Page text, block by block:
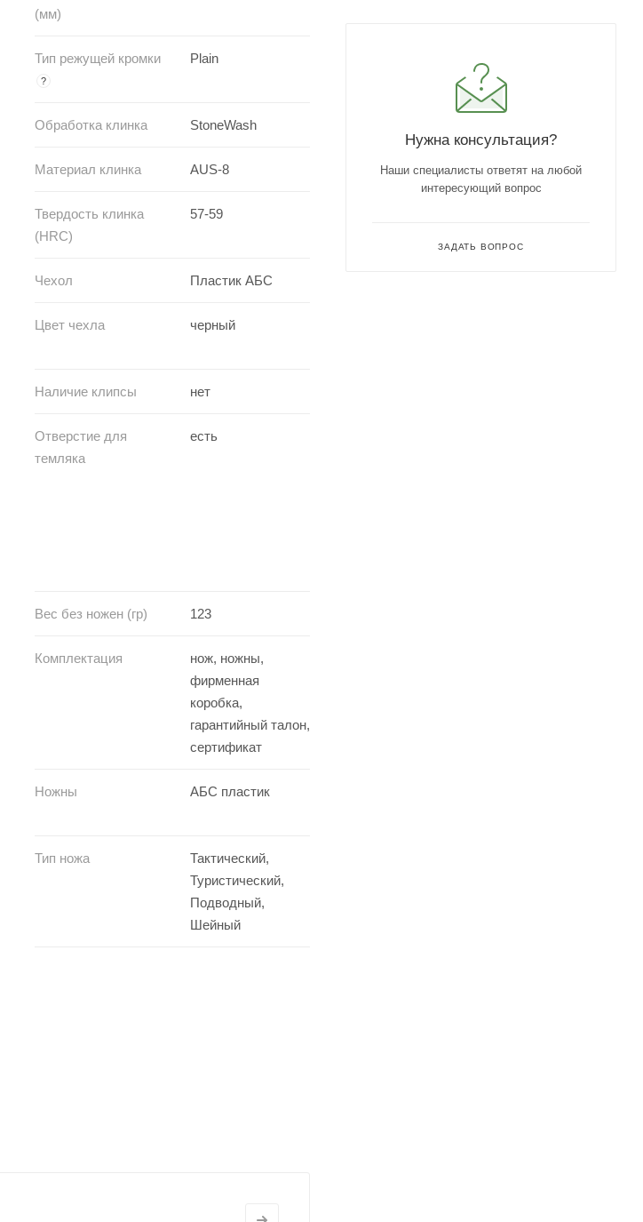
(мм)
Тип режущей кромки
?
Plain
Обработка клинка StoneWash
Материал клинка AUS-8
Твердость клинка
(HRC)
57-59
Чехол Пластик АБС
Цвет чехла черный
Наличие клипсы нет
Отверстие для
темляка
есть
Вес без ножен (гр) 123
Комплектация
нож, ножны,
фирменная
коробка,
гарантийный талон,
сертификат
Ножны АБС пластик
Тип ножа
Тактический,
Туристический,
Подводный,
Шейный
Нужна консультация?
Наши специалисты ответят на любой
интересующий вопрос
ЗАДАТЬ ВОПРОС